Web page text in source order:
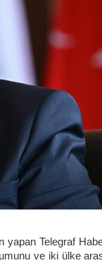
Telegraf
ve iki ülke